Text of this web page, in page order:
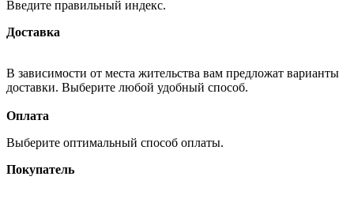
Введите правильный индекс.
Доставка
В зависимости от места жительства вам предложат варианты
доставки. Выберите любой удобный способ.
Оплата
Выберите оптимальный способ оплаты.
Покупатель